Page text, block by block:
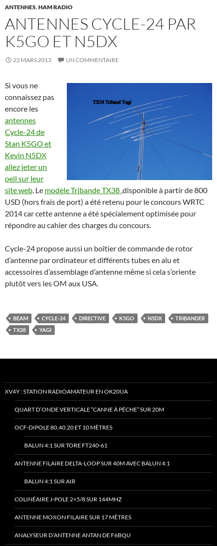
ANTENNES,HAM RADIO
ANTENNES CYCLE-24 PAR
K5GO ET N5DX
22 MARS 2013 UN COMMENTAIRE
Si vous ne
connaissez pas
encore les
antennes
Cycle-24 de
Stan K5GO et
Kevin N5DX
allez jeter un
oeil sur leur
site web. Le modèle Tribande TX38 ,disponible à partir de 800
USD (hors frais de port) a été retenu pour le concours WRTC
2014 car cette antenne a été spécialement optimisée pour
répondre au cahier des charges du concours.
Cycle-24 propose aussi un boîtier de commande de rotor
d’antenne par ordinateur et différents tubes en alu et
accessoires d’assemblage d’antenne même si cela s’oriente
plutôt vers les OM aux USA.
BEAM CYCLE-24 DIRECTIVE K5GO N5DX
TRIBANDER
TX28
YAGI
XV4Y : STATION RADIOAMATEUR EN OK20UA
QUART D’ONDE VERTICALE “CANNE À PÊCHE” SUR 20M
OCF-DIPOLE 80,40,20 ET 10 MÈTRES
BALUN 4:1 SUR TORE FT240-61
ANTENNE FILAIRE DELTA-LOOP SUR 40M AVEC BALUN 4:1
BALUN 4:1 SUR AIR
COLINÉAIRE J-POLE 2×5/8 SUR 144MHZ
ANTENNE MOXON FILAIRE SUR 17 MÈTRES
ANALYSEUR D’ANTENNE ANTAN DE F6BQU